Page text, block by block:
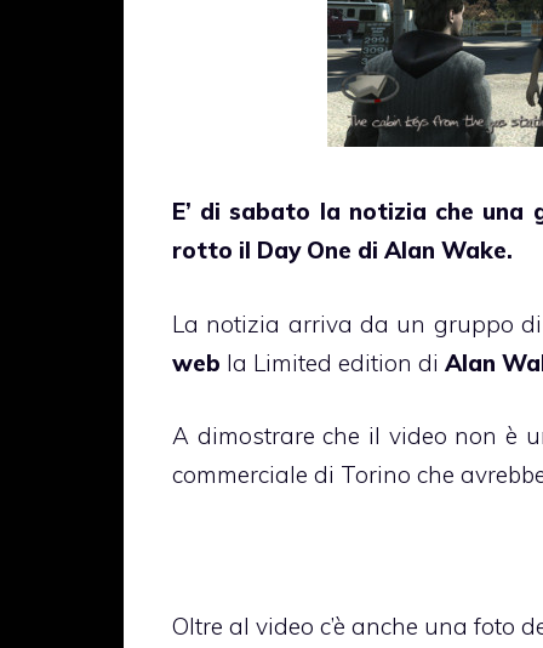
E’ di sabato la notizia che una
rotto il Day One di Alan Wake.
La notizia arriva da un gruppo
web la Limited edition di Alan
A dimostrare che il video non è
commerciale di Torino che
Oltre al video c’è anche una foto